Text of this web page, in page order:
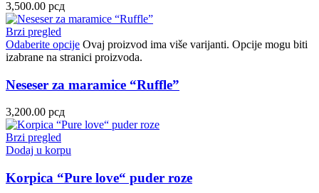
3,500.00 рсд
Brzi pregled
Odaberite opcije Ovaj proizvod ima više varijanti. Opcije mogu biti
izabrane na stranici proizvoda.
Neseser za maramice “Ruffle”
3,200.00 рсд
Brzi pregled
Dodaj u korpu
Korpica “Pure love“ puder roze